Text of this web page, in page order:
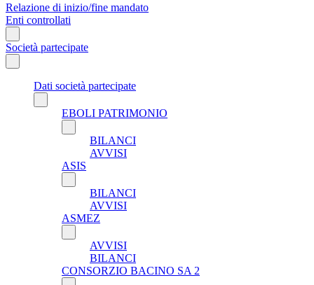
Relazione di inizio/fine mandato
Enti controllati
Società partecipate
Dati società partecipate
EBOLI PATRIMONIO
BILANCI
AVVISI
ASIS
BILANCI
AVVISI
ASMEZ
AVVISI
BILANCI
CONSORZIO BACINO SA 2